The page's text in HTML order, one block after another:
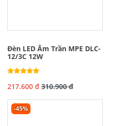
Đèn LED Âm Trần MPE DLC-
12/3C 12W
217.600 đ 310.900 đ
-45%